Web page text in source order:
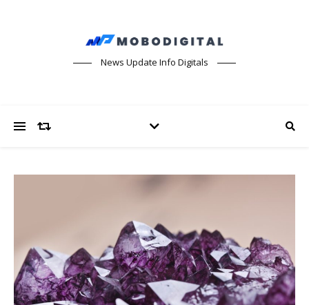
News Update Info Digitals